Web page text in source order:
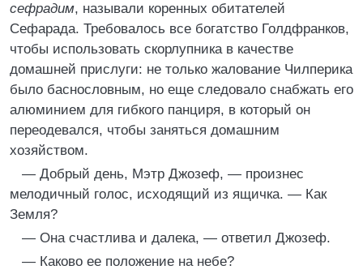
сефрадим, называли коренных обитателей
Сефарада. Требовалось все богатство Голдфранков,
чтобы использовать скорлупника в качестве
домашней прислуги: не только жалование Чилперика
было баснословным, но еще следовало снабжать его
алюминием для гибкого панциря, в который он
переодевался, чтобы заняться домашним
хозяйством.
— Добрый день, Мэтр Джозеф, — произнес
мелодичный голос, исходящий из ящичка. — Как
Земля?
— Она счастлива и далека, — ответил Джозеф.
— Каково ее положение на небе?